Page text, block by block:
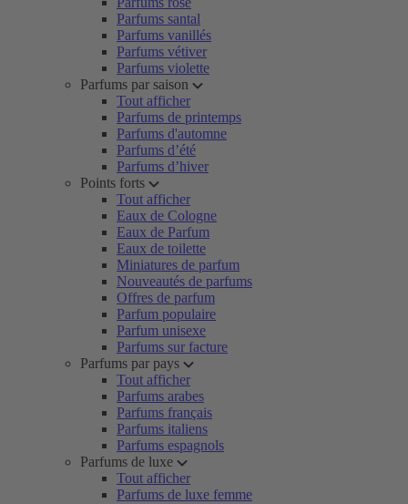
Parfums santal
Parfums vanillés
Parfums vétiver
Parfums violette
Parfums par saison
Tout afficher
Parfums de printemps
Parfums d'automne
Parfums d’été
Parfums d’hiver
Points forts
Tout afficher
Eaux de Cologne
Eaux de Parfum
Eaux de toilette
Miniatures de parfum
Nouveautés de parfums
Offres de parfum
Parfum populaire
Parfum unisexe
Parfums sur facture
Parfums par pays
Tout afficher
Parfums arabes
Parfums français
Parfums italiens
Parfums espagnols
Parfums de luxe
Tout afficher
Parfums de luxe femme